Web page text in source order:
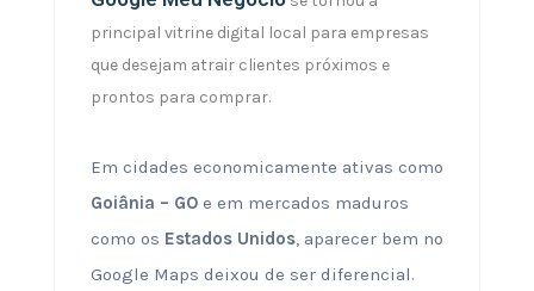
principal vitrine digital local para empresas
que desejam atrair clientes próximos e
prontos para comprar.
Em cidades economicamente ativas como
Goiânia – GOe em mercados maduros
como os Estados Unidos, aparecer bem no
Google Maps deixou de ser diferencial.